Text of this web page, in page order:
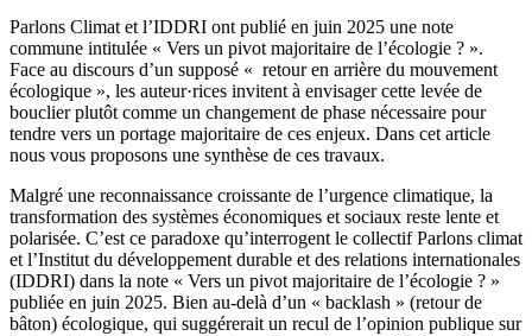
Parlons Climat et l’IDDRI ont publié en juin 2025 une note
commune intitulée « Vers un pivot majoritaire de l’écologie ? ».
Face au discours d’un supposé « retour en arrière du mouvement
écologique », les auteur·rices invitent à envisager cette levée de
bouclier plutôt comme un changement de phase nécessaire pour
tendre vers un portage majoritaire de ces enjeux. Dans cet article
nous vous proposons une synthèse de ces travaux.
Malgré une reconnaissance croissante de l’urgence climatique, la
transformation des systèmes économiques et sociaux reste lente et
polarisée. C’est ce paradoxe qu’interrogent le collectif Parlons climat
et l’Institut du développement durable et des relations internationales
(IDDRI) dans la note « Vers un pivot majoritaire de l’écologie ? »
publiée en juin 2025. Bien au-delà d’un « backlash » (retour de
bâton) écologique, qui suggérerait un recul de l’opinion publique sur